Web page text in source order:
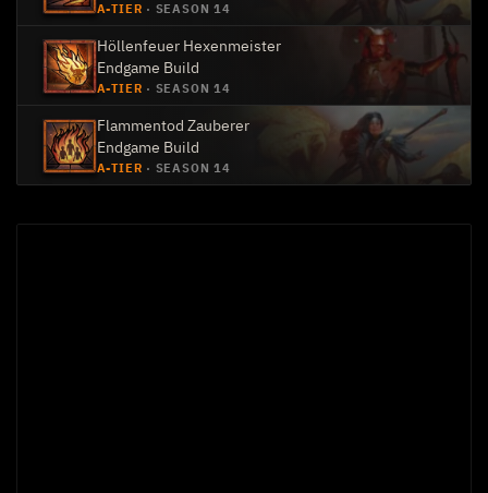
A-TIER · SEASON 14
Höllenfeuer Hexenmeister
Endgame Build
A-TIER · SEASON 14
Flammentod Zauberer
Endgame Build
A-TIER · SEASON 14